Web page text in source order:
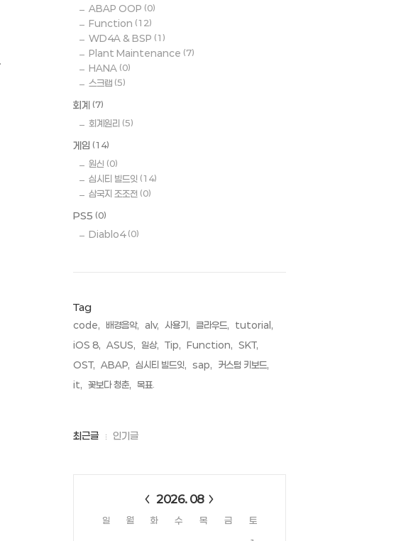
ABAP OOP (0)
Function (12)
WD4A & BSP (1)
Plant Maintenance (7)
HANA (0)
스크랩 (5)
회계 (7)
회계원리 (5)
게임 (14)
원신 (0)
심시티 빌드잇 (14)
삼국지 조조전 (0)
PS5 (0)
Diablo4 (0)
Tag
code, 배경음악, alv, 사용기, 클라우드,
tutorial,
iOS 8, ASUS, 일상, Tip, Function, SKT,
OST, ABAP, 심시티 빌드잇, sap,
커스텀 키보드,
it, 꽃보다 청춘, 목표,
최
최근글 인기글
2026. 08
일 월 화 수 목 금
토